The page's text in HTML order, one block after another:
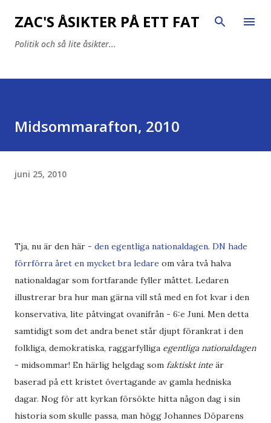
Fortsätt till huvudinnehåll
ZAC'S ÅSIKTER PÅ ETT FAT
Politik och så lite åsikter...
Midsommarafton, 2010
juni 25, 2010
Tja, nu är den här - den egentliga nationaldagen. DN hade
förrförra året en mycket bra ledare om våra två halva
nationaldagar som fortfarande fyller måttet. Ledaren
illustrerar bra hur man gärna vill stå med en fot kvar i den
konservativa, lite påtvingat ovanifrån - 6:e Juni. Men detta
samtidigt som det andra benet står djupt förankrat i den
folkliga, demokratiska, raggarfylliga egentliga nationaldagen
- midsommar! En härlig helgdag som faktiskt inte är
baserad på ett kristet övertagande av gamla hedniska
dagar. Nog för att kyrkan försökte hitta någon dag i sin
historia som skulle passa, man högg Johannes Döparens